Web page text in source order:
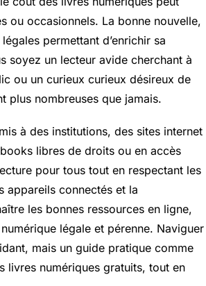
ou occasionnels. La bonne nouvelle,
permettant d’enrichir sa
soyez un lecteur avide cherchant à
ou un curieux curieux désireux de
plus nombreuses que jamais.
à des institutions, des sites internet
libres de droits ou en accès
pour tous tout en respectant les
appareils connectés et la
les bonnes ressources en ligne,
légale et pérenne. Naviguer
mais un guide pratique comme
livres numériques gratuits, tout en